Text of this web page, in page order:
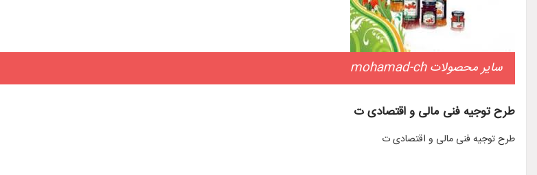
سایر محصولات mohamad-ch
طرح توجیه فنی مالی و اقتصادی ت
طرح توجیه فنی مالی و اقتصادی ت